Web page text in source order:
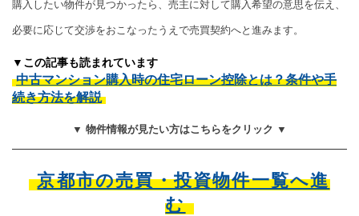
購入したい物件が見つかったら、売主に対して購入希望の意思を伝え、
必要に応じて交渉をおこなったうえで売買契約へと進みます。
▼この記事も読まれています
中古マンション購入時の住宅ローン控除とは？条件や手
続き方法を解説
▼ 物件情報が見たい方はこちらをクリック ▼
京都市の売買・投資物件一覧へ進
む